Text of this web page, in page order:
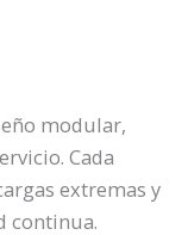
modular,
Cada
extremas y
continua.